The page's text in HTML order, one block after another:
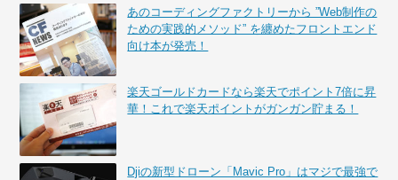
あのコーディングファクトリーから ”Web制作の
ための実践的メソッド” を纏めたフロントエンド
向け本が発売！
楽天ゴールドカードなら楽天でポイント7倍に昇
華！これで楽天ポイントがガンガン貯まる！
Djiの新型ドローン「Mavic Pro」はマジで最強で